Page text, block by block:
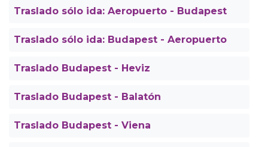
Traslado sólo ida: Aeropuerto - Budapest
Traslado sólo ida: Budapest - Aeropuerto
Traslado Budapest - Heviz
Traslado Budapest - Balatón
Traslado Budapest - Viena